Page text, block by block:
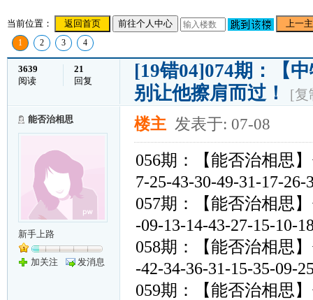
当前位置： 返回首页 前往个人中心 上一
1 2 3 4
3639
阅读
21
回复
[19错04]074期：【
别让他擦肩而过！
[复
能否治相思
新手上路
加关注 发消息
楼主 发表于: 07-08
056期：【能否治相思】
7-25-43-30-49-31-17-
057期：【能否治相思】
-09-13-14-43-27-15-10-
058期：【能否治相思】
-42-34-36-31-15-35-09-
059期：【能否治相思】